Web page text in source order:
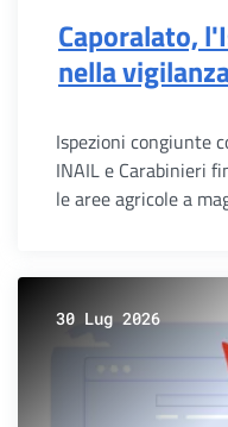
Caporalato,
nella
Ispezioni congiunte
INAIL e Carabinieri
le aree agricole a
30 Lug 2026